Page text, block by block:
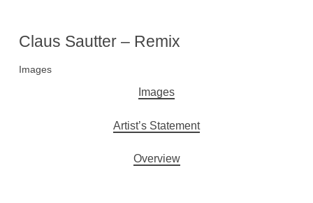
Claus Sautter – Remix
Images
Hauptnavigation
Images
Artist’s Statement
Overview